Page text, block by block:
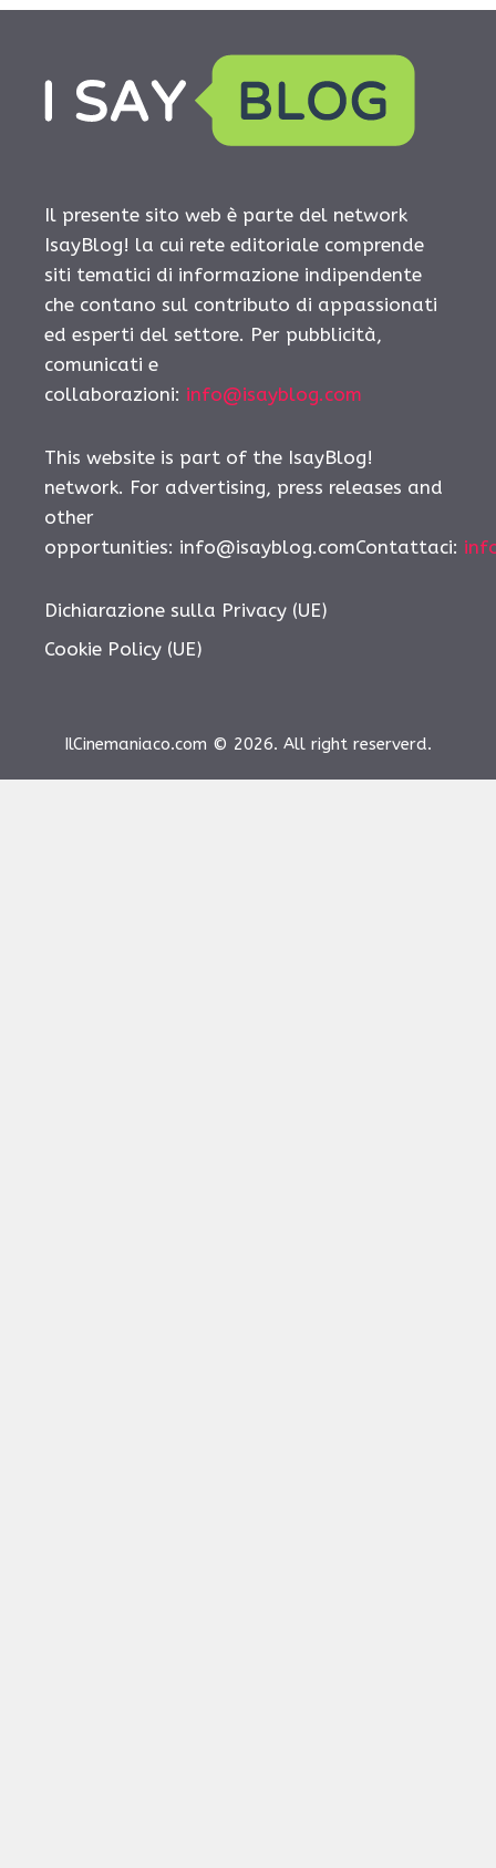
Il presente sito web è parte del network
IsayBlog! la cui rete editoriale comprende
siti tematici di informazione indipendente
che contano sul contributo di appassionati
ed esperti del settore. Per pubblicità,
comunicati e
collaborazioni: info@isayblog.com
This website is part of the IsayBlog!
network. For advertising, press releases and
other
opportunities: info@isayblog.comContattaci:
Dichiarazione sulla Privacy (UE)
Cookie Policy (UE)
IlCinemaniaco.com © 2026. All right reserverd.